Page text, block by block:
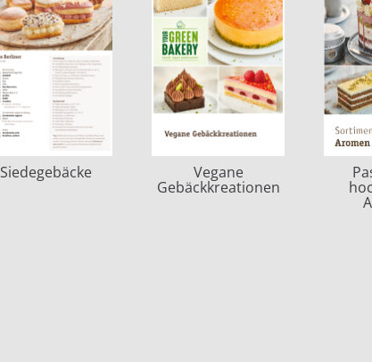
Siedegebäcke Vegane
Gebäckkreationen